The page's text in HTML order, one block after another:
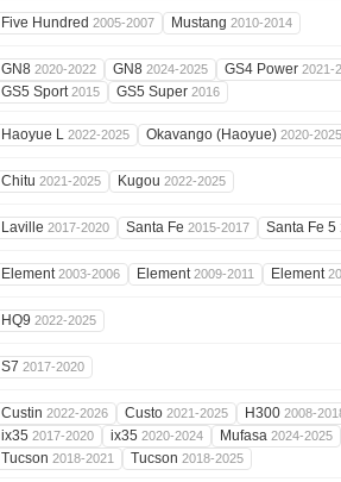
Five Hundred 2005-2007 Mustang 2010-2014
GN8 2020-2022 GN8 2024-2025 GS4 Power 2021-
GS5 Sport2015 GS5 Super 2016
Haoyue L 2022-2025 Okavango (Haoyue) 2020-2025
Chitu 2021-2025 Kugou 2022-2025
Laville 2017-2020 Santa Fe 2015-2017 Santa Fe 5
Element2003-2006 Element2009-2011 Element
HQ9 2022-2025
S7 2017-2020
Custin 2022-2026 Custo 2021-2025 H300 2008-
ix35 2017-2020 ix35 2020-2024 Mufasa 2024-2025
Tucson 2018-2021 Tucson 2018-2025